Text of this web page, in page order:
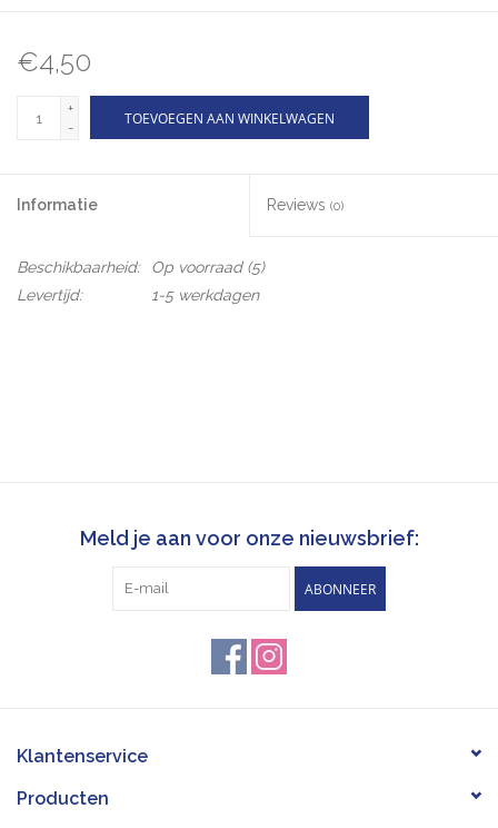
€4,50
+
-
TOEVOEGEN AAN WINKELWAGEN
Informatie Reviews (0)
Beschikbaarheid: Op voorraad(5)
Levertijd:
1-5 werkdagen
Meld je aan voor onze nieuwsbrief:
ABONNEER
Klantenservice
Producten